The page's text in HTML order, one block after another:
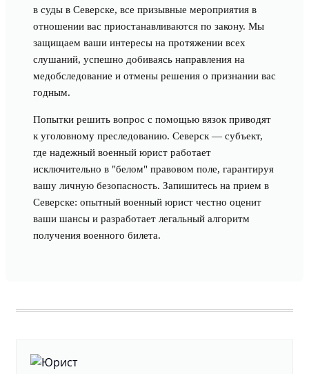
в суды в Северске, все призывные мероприятия в
отношении вас приостанавливаются по закону. Мы
защищаем ваши интересы на протяжении всех
слушаний, успешно добиваясь направления на
медобследование и отмены решения о признании вас
годным.
Попытки решить вопрос с помощью вязок приводят
к уголовному преследованию. Северск — субъект,
где надежный военный юрист работает
исключительно в "белом" правовом поле, гарантируя
вашу личную безопасность. Запишитесь на прием в
Северске: опытный военный юрист честно оценит
ваши шансы и разработает легальный алгоритм
получения военного билета.